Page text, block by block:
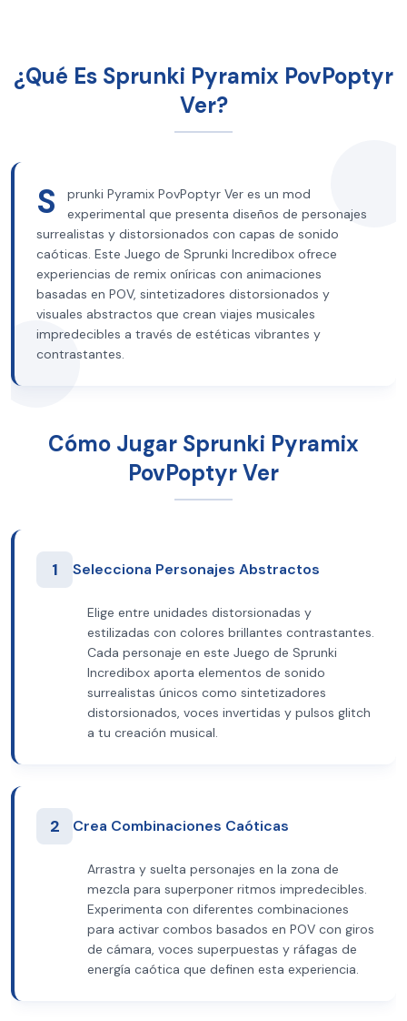
¿Qué Es Sprunki Pyramix PovPoptyr
Ver?
S
prunki Pyramix PovPoptyr Ver es un mod
experimental que presenta diseños de personajes
surrealistas y distorsionados con capas de sonido
caóticas. Este Juego de Sprunki Incredibox ofrece
experiencias de remix oníricas con animaciones
basadas en POV, sintetizadores distorsionados y
visuales abstractos que crean viajes musicales
impredecibles a través de estéticas vibrantes y
contrastantes.
Cómo Jugar Sprunki Pyramix
PovPoptyr Ver
1 Selecciona Personajes Abstractos
Elige entre unidades distorsionadas y
estilizadas con colores brillantes contrastantes.
Cada personaje en este Juego de Sprunki
Incredibox aporta elementos de sonido
surrealistas únicos como sintetizadores
distorsionados, voces invertidas y pulsos glitch
a tu creación musical.
2 Crea Combinaciones Caóticas
Arrastra y suelta personajes en la zona de
mezcla para superponer ritmos impredecibles.
Experimenta con diferentes combinaciones
para activar combos basados en POV con giros
de cámara, voces superpuestas y ráfagas de
energía caótica que definen esta experiencia.